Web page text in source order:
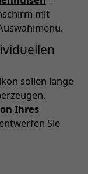
mit
sollen lange
Ihres
Sie